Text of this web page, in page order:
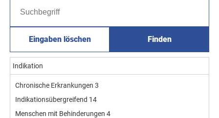
Eingaben löschen Finden
Indikation
Chronische Erkrankungen 3
Indikationsübergreifend 14
Menschen mit Behinderungen 4